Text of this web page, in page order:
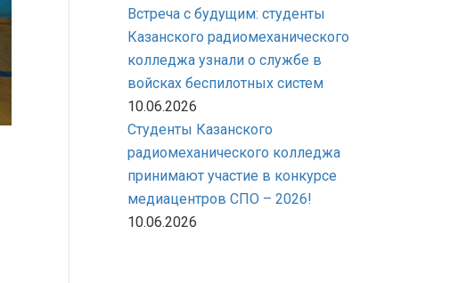
Встреча с будущим: студенты
Казанского радиомеханического
колледжа узнали о службе в
войсках беспилотных систем
10.06.2026
Студенты Казанского
радиомеханического колледжа
принимают участие в конкурсе
медиацентров СПО – 2026!
10.06.2026